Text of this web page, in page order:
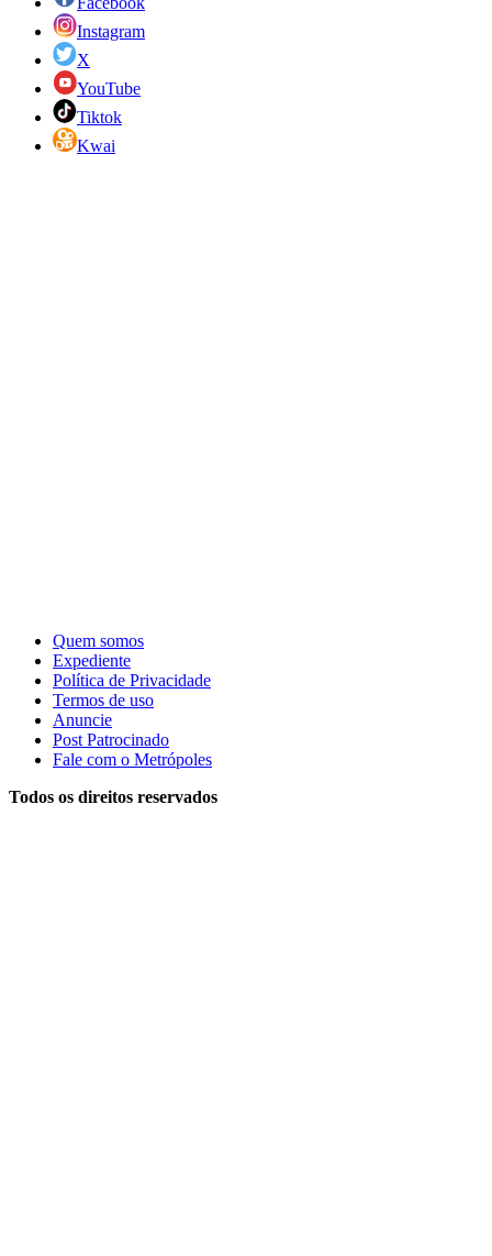
Instagram
X
YouTube
Tiktok
Kwai
Quem somos
Expediente
Política de Privacidade
Termos de uso
Anuncie
Post Patrocinado
Fale com o Metrópoles
Todos os direitos reservados